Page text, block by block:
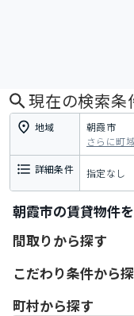
現在の検索条
地域
朝霞市
さらに町
詳細条件 指定なし
朝霞市の賃貸物件
間取りから探す
こだわり条件から
町村から探す